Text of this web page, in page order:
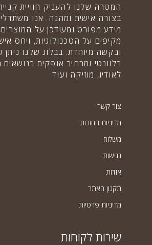
המטרה שלנו להעניק חוויית
בצורה אישית ומהנה. אנו
מידע מפורט ומעודכן על
מקיפים על הטכנולוגיות, ויחס
ובקשה מיוחדת. בבלוג שלנו ניתן
רלוונטי ומרחיב אופקים
לאודיו, מוזיקה ועוד.
צור קשר
מדיניות החזרות
משלוח
נגישות
אודות
תקנון האתר
מדיניות פרטיות
שירות לקוחות